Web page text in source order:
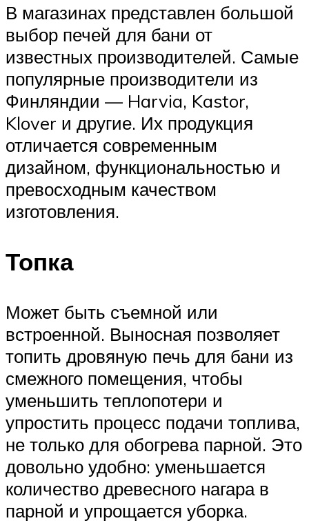
В магазинах представлен большой
выбор печей для бани от
известных производителей. Самые
популярные производители из
Финляндии — Harvia, Kastor,
Klover и другие. Их продукция
отличается современным
дизайном, функциональностью и
превосходным качеством
изготовления.
Топка
Может быть съемной или
встроенной. Выносная позволяет
топить дровяную печь для бани из
смежного помещения, чтобы
уменьшить теплопотери и
упростить процесс подачи топлива,
не только для обогрева парной. Это
довольно удобно: уменьшается
количество древесного нагара в
парной и упрощается уборка.